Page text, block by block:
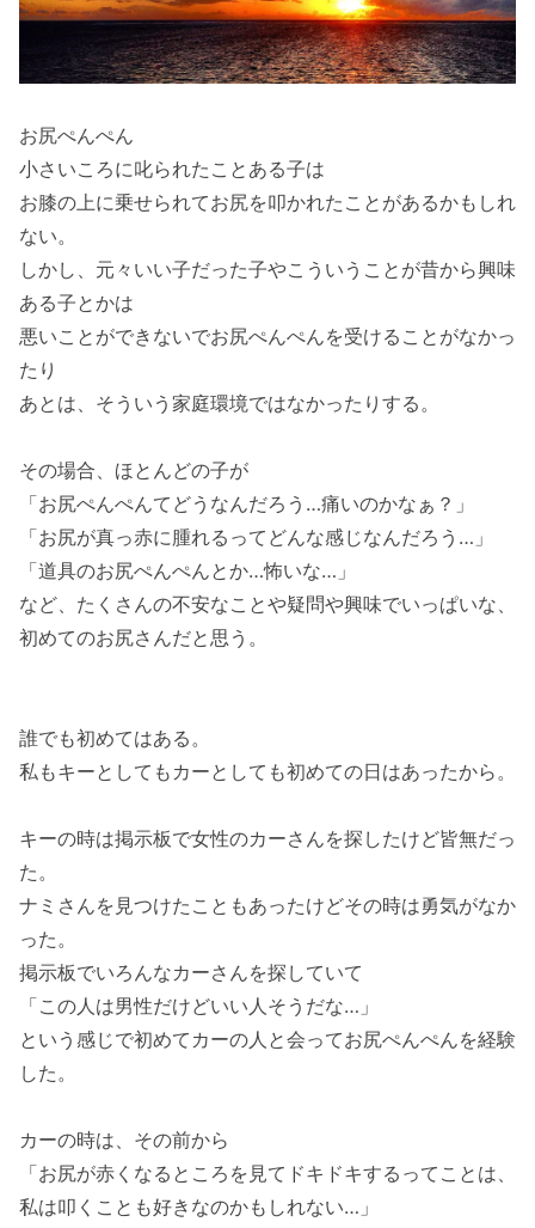
お尻ぺんぺん
小さいころに叱られたことある子は
お膝の上に乗せられてお尻を叩かれたことがあるかもしれ
ない。
しかし、元々いい子だった子やこういうことが昔から興味
ある子とかは
悪いことができないでお尻ぺんぺんを受けることがなかっ
たり
あとは、そういう家庭環境ではなかったりする。
その場合、ほとんどの子が
「お尻ぺんぺんてどうなんだろう…痛いのかなぁ？」
「お尻が真っ赤に腫れるってどんな感じなんだろう…」
「道具のお尻ぺんぺんとか…怖いな…」
など、たくさんの不安なことや疑問や興味でいっぱいな、
初めてのお尻さんだと思う。
誰でも初めてはある。
私もキーとしてもカーとしても初めての日はあったから。
キーの時は掲示板で女性のカーさんを探したけど皆無だっ
た。
ナミさんを見つけたこともあったけどその時は勇気がなか
った。
掲示板でいろんなカーさんを探していて
「この人は男性だけどいい人そうだな…」
という感じで初めてカーの人と会ってお尻ぺんぺんを経験
した。
カーの時は、その前から
「お尻が赤くなるところを見てドキドキするってことは、
私は叩くことも好きなのかもしれない…」